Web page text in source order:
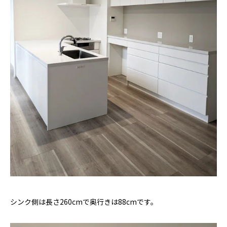
シンク側は長さ260cmで奥行きは88cmです。